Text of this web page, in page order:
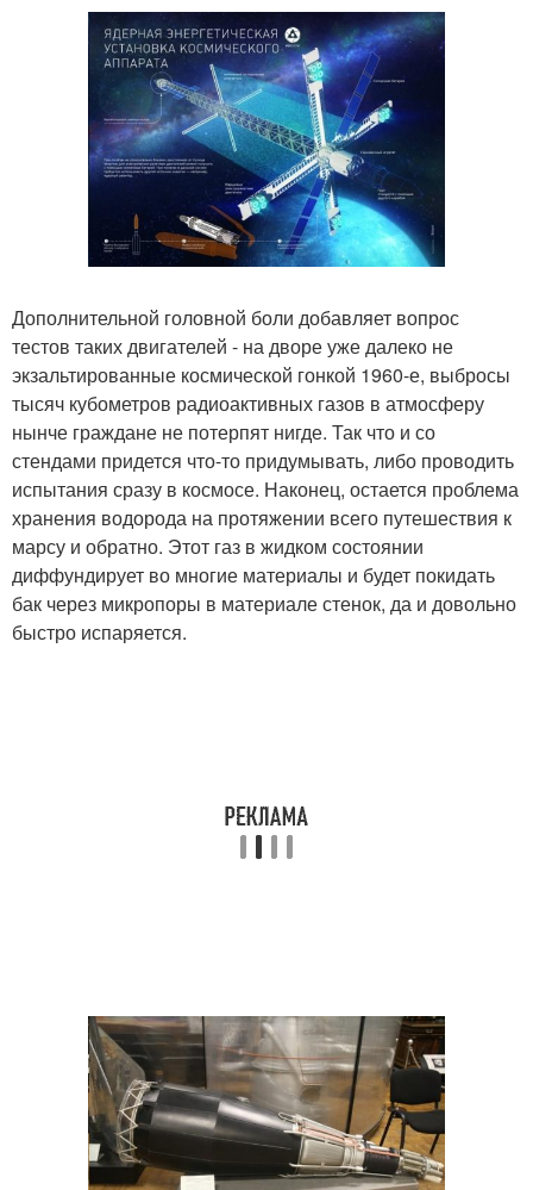
Дополнительной головной боли добавляет вопрос
тестов таких двигателей - на дворе уже далеко не
экзальтированные космической гонкой 1960-е, выбросы
тысяч кубометров радиоактивных газов в атмосферу
нынче граждане не потерпят нигде. Так что и со
стендами придется что-то придумывать, либо проводить
испытания сразу в космосе. Наконец, остается проблема
хранения водорода на протяжении всего путешествия к
марсу и обратно. Этот газ в жидком состоянии
диффундирует во многие материалы и будет покидать
бак через микропоры в материале стенок, да и довольно
быстро испаряется.